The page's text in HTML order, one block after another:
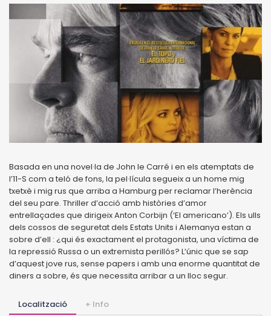
Basada en una novel·la de John le Carré i en els atemptats de
l’11-S com a teló de fons, la pel·lícula segueix a un home mig
txetxè i mig rus que arriba a Hamburg per reclamar l’herència
del seu pare. Thriller d’acció amb històries d’amor
entrellaçades que dirigeix ​​Anton Corbijn (‘El americano’). Els ulls
dels cossos de seguretat dels Estats Units i Alemanya estan a
sobre d’ell : ¿qui és exactament el protagonista, una víctima de
la repressió Russa o un extremista perillós? L’únic que se sap
d’aquest jove rus, sense papers i amb una enorme quantitat de
diners a sobre, és que necessita arribar a un lloc segur.
Localització + Info